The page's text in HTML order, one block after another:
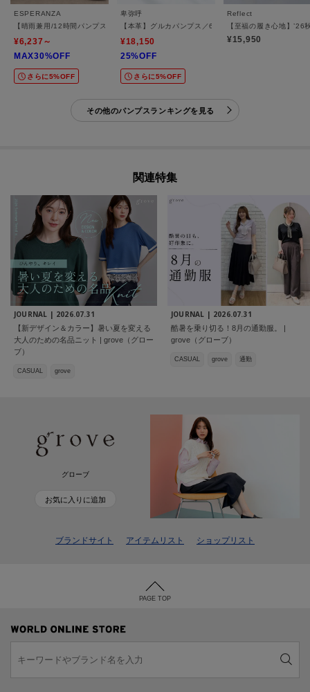
ESPERANZA
【晴雨兼用/12時間パンプス】約7.5cm 歩きやすくて疲れにくい
¥6,237～
MAX30%OFF
さらに5%OFF
卑弥呼
【本革】グルカパンプス／661104
¥18,150
25%OFF
さらに5%OFF
Reflect
【至福の履き心地】’26
¥15,950
その他のパンプスランキングを見る
関連特集
JOURNAL | 2026.07.31
【新デザイン＆カラー】暑い夏を変える
大人のための名品ニット | grove（グロー
ブ）
CASUAL grove
JOURNAL | 2026.07.31
酷暑を乗り切る！8月の通勤服。 |
grove（グローブ）
CASUAL grove 通勤
グローブ
お気に入りに追加
ブランドサイト アイテムリスト ショップリスト
PAGE TOP